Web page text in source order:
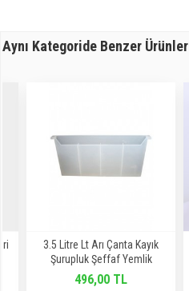
Aynı Kategoride Benzer Ürünler
3.5 Litre Lt Arı Çanta Kayık
Şurupluk Şeffaf Yemlik
496,00 TL